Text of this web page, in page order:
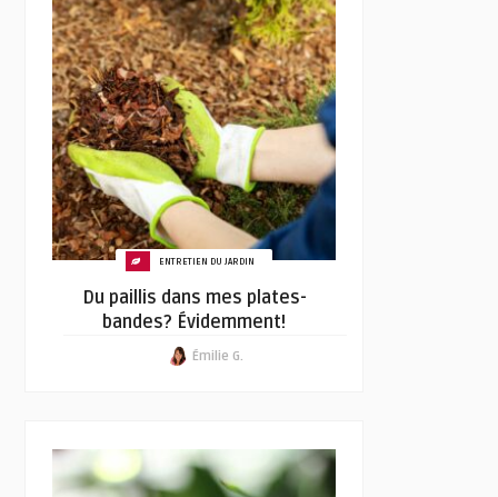
ENTRETIEN DU JARDIN
Du paillis dans mes plates-
bandes? Évidemment!
Émilie G.